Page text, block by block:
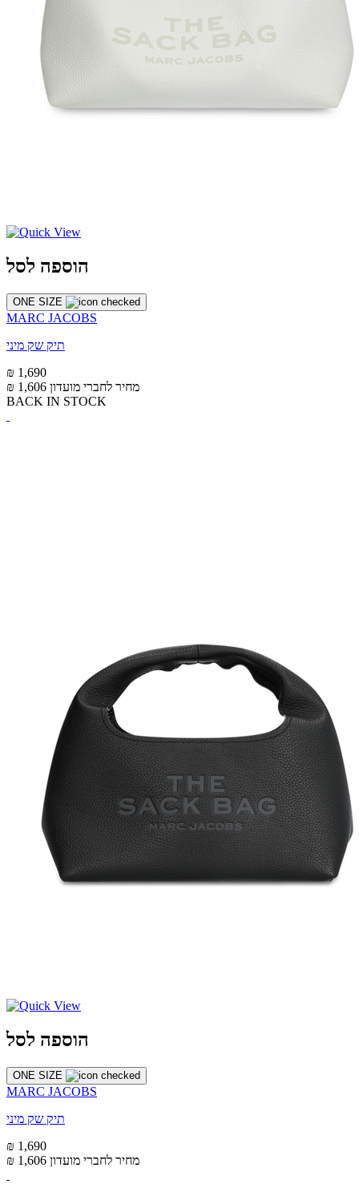
הוספה לסל
ONE SIZE
MARC JACOBS
תיק שק מיני
₪ 1,690
₪ 1,606 מחיר לחברי מועדון
BACK IN STOCK
הוספה לסל
ONE SIZE
MARC JACOBS
תיק שק מיני
₪ 1,690
₪ 1,606 מחיר לחברי מועדון